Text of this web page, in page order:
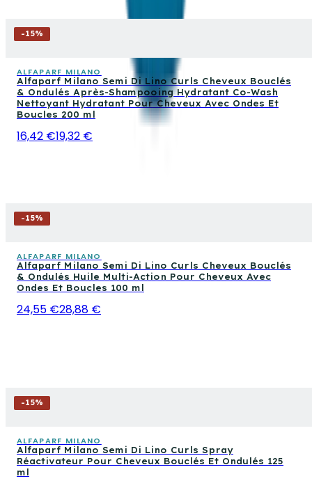
-15%
ALFAPARF MILANO
Alfaparf Milano Semi Di Lino Curls Cheveux Bouclés
& Ondulés Après-Shampooing Hydratant Co-Wash
Nettoyant Hydratant Pour Cheveux Avec Ondes Et
Boucles 200 ml
16,42 €19,32 €
-15%
ALFAPARF MILANO
Alfaparf Milano Semi Di Lino Curls Cheveux Bouclés
& Ondulés Huile Multi-Action Pour Cheveux Avec
Ondes Et Boucles 100 ml
24,55 €28,88 €
-15%
ALFAPARF MILANO
Alfaparf Milano Semi Di Lino Curls Spray
Réactivateur Pour Cheveux Bouclés Et Ondulés 125
ml